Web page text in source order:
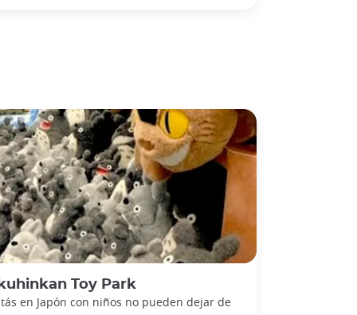
Toy Park
en Japón con niños no pueden dejar de